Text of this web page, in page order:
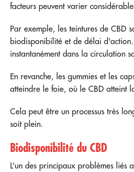
facteurs peuvent varier
Par exemple, les teintures de CBD
biodisponibilité et de délai
instantanément dans la circulation
En revanche, les gummies et les
atteindre le foie, où le CBD atteint
Cela peut être un processus très
soit plein.
Biodisponibilité du CBD
L’un des principaux problèmes